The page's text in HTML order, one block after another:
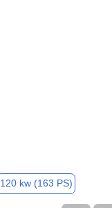
120 kw (163 PS)